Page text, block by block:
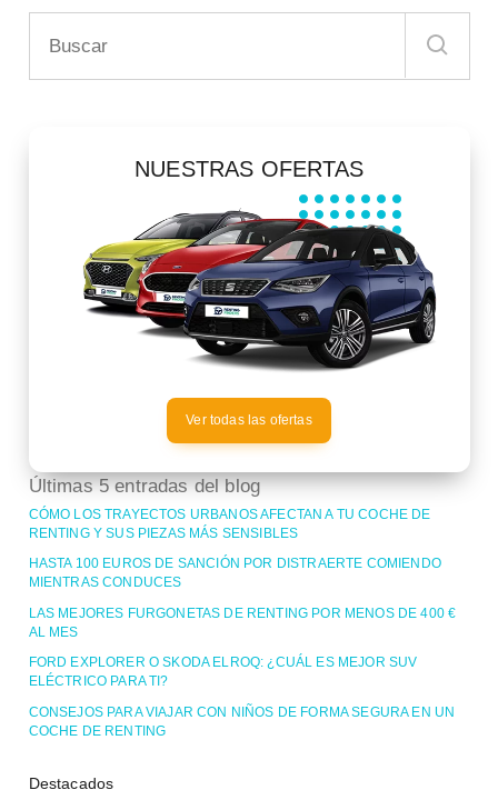
NUESTRAS OFERTAS
Ver todas las ofertas
Últimas 5 entradas del blog
CÓMO LOS TRAYECTOS URBANOS AFECTAN A TU COCHE DE
RENTING Y SUS PIEZAS MÁS SENSIBLES
HASTA 100 EUROS DE SANCIÓN POR DISTRAERTE COMIENDO
MIENTRAS CONDUCES
LAS MEJORES FURGONETAS DE RENTING POR MENOS DE 400 €
AL MES
FORD EXPLORER O SKODA ELROQ: ¿CUÁL ES MEJOR SUV
ELÉCTRICO PARA TI?
CONSEJOS PARA VIAJAR CON NIÑOS DE FORMA SEGURA EN UN
COCHE DE RENTING
Destacados